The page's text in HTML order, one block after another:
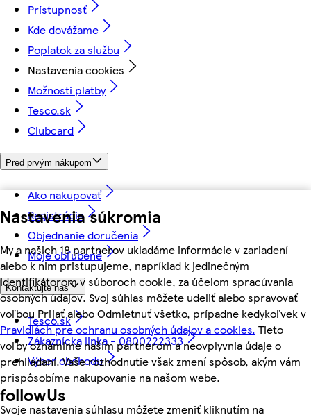
Nastavenia súkromia
My a našich 18 partnerov ukladáme informácie v zariadení
alebo k nim pristupujeme, napríklad k jedinečným
identifikátorom v súboroch cookie, za účelom spracúvania
osobných údajov. Svoj súhlas môžete udeliť alebo spravovať
voľbou Prijať alebo Odmietnuť všetko, prípadne kedykoľvek v
Pravidlách pre ochranu osobných údajov a cookies. Tieto
voľby oznámime našim partnerom a neovplyvnia údaje o
prehliadaní. Vaše rozhodnutie však zmení spôsob, akým vám
prispôsobíme nakupovanie na našom webe.
Svoje nastavenia súhlasu môžete zmeniť kliknutím na
Prístupnosť
Kde dovážame
Poplatok za službu
Nastavenia cookies
Možnosti platby
Tesco.sk
Clubcard
Pred prvým nákupom
Ako nakupovať
Registrácia
Objednanie doručenia
Moje obľúbené
Kontaktujte nás
Tesco.sk
Zákaznícka linka - 0800222333
Výber obchodu
followUs